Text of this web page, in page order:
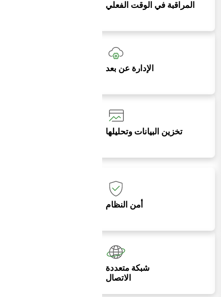
المراقبة في الوقت الفعلي
الإدارة عن بعد
تخزين البيانات وتحليلها
أمن النظام
شبكة متعددة
الاتصال